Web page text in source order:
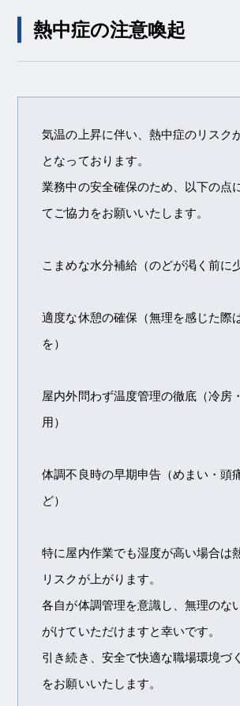
熱中症の注意喚起
気温の上昇に伴い、熱中症のリスク
となっております。
業務中の安全確保のため、以下の点
てご協力をお願いいたします。
こまめな水分補給（のどが渇く前に
適度な休憩の確保（無理を感じた際
を）
屋内外問わず温度管理の徹底（冷房
用）
体調不良時の早期申告（めまい・頭
ど）
特に屋内作業でも湿度が高い場合は
リスクが上がります。
各自が体調管理を意識し、無理のな
がけていただけますと幸いです。
引き続き、安全で快適な職場環境づ
をお願いいたします。